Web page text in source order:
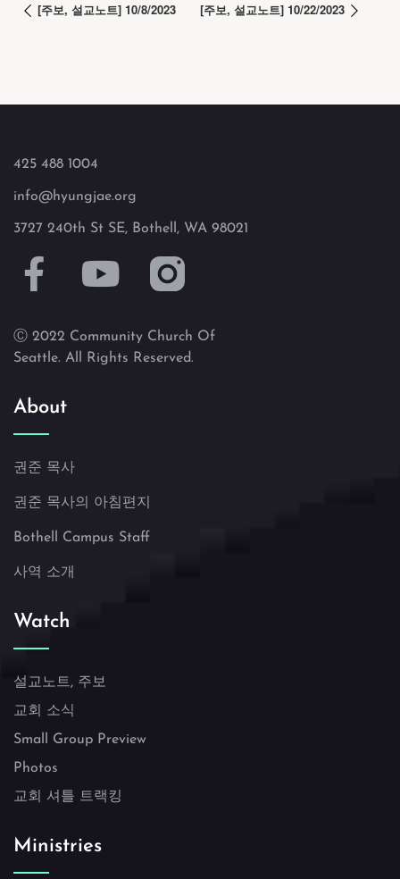
[주보, 설교노트] 10/8/2023 [주보, 설교노트] 10/22/2023
425 488 1004
info@hyungjae.org
3727 240th St SE, Bothell, WA 98021
Ⓒ 2022 Community Church Of
Seattle. All Rights Reserved.
About
권준 목사
권준 목사의 아침편지
Bothell Campus Staff
사역 소개
Watch
설교노트, 주보
교회 소식
Small Group Preview
Photos
교회 셔틀 트랙킹
Ministries